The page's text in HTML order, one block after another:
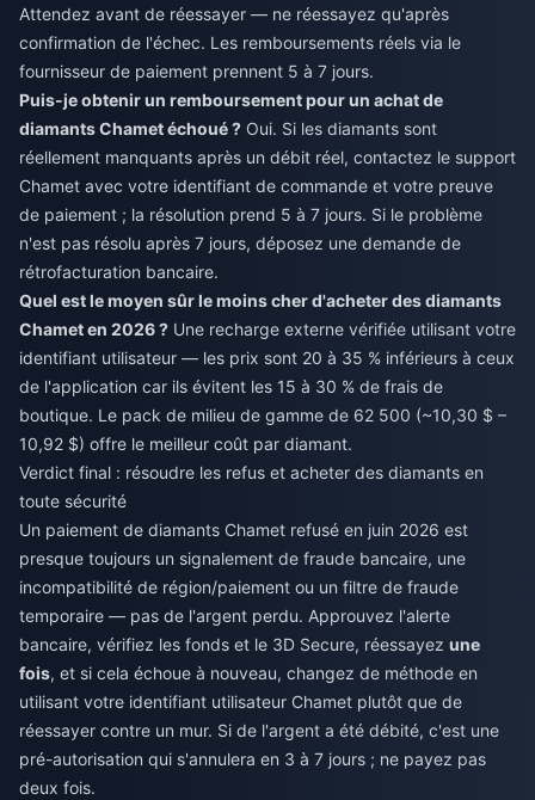
Attendez avant de réessayer — ne réessayez qu'après
confirmation de l'échec. Les remboursements réels via le
fournisseur de paiement prennent 5 à 7 jours.
Puis-je obtenir un remboursement pour un achat de
diamants Chamet échoué ? Oui. Si les diamants sont
réellement manquants après un débit réel, contactez le support
Chamet avec votre identifiant de commande et votre preuve
de paiement ; la résolution prend 5 à 7 jours. Si le problème
n'est pas résolu après 7 jours, déposez une demande de
rétrofacturation bancaire.
Quel est le moyen sûr le moins cher d'acheter des diamants
Chamet en 2026 ? Une recharge externe vérifiée utilisant votre
identifiant utilisateur — les prix sont 20 à 35 % inférieurs à ceux
de l'application car ils évitent les 15 à 30 % de frais de
boutique. Le pack de milieu de gamme de 62 500 (~10,30 $ –
10,92 $) offre le meilleur coût par diamant.
Verdict final : résoudre les refus et acheter des diamants en
toute sécurité
Un paiement de diamants Chamet refusé en juin 2026 est
presque toujours un signalement de fraude bancaire, une
incompatibilité de région/paiement ou un filtre de fraude
temporaire — pas de l'argent perdu. Approuvez l'alerte
bancaire, vérifiez les fonds et le 3D Secure, réessayez une
fois, et si cela échoue à nouveau, changez de méthode en
utilisant votre identifiant utilisateur Chamet plutôt que de
réessayer contre un mur. Si de l'argent a été débité, c'est une
pré-autorisation qui s'annulera en 3 à 7 jours ; ne payez pas
deux fois.